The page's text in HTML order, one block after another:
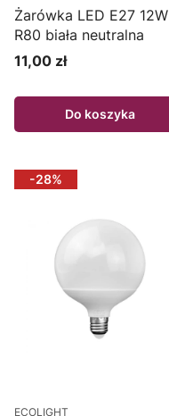
Żarówka LED E27 12W
R80 biała neutralna
Cena
11,00 zł
Do koszyka
-28%
ECOLIGHT